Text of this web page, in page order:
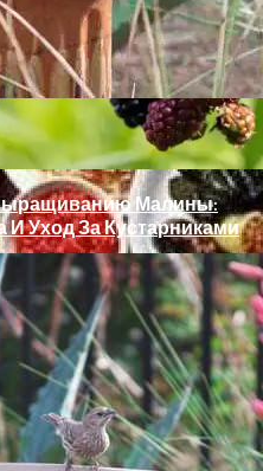
Шкафов От
Полива Под Сезонные
— Пицунда
Малины:
Уход За Кустарниками